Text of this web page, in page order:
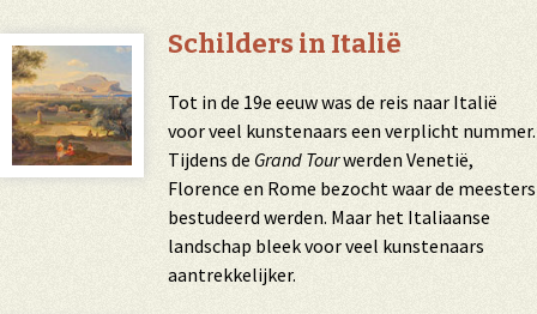
Schilders in Italië
Tot in de 19e eeuw was de reis naar Italië
voor veel kunstenaars een verplicht nummer.
Tijdens de Grand Tourwerden Venetië,
Florence en Rome bezocht waar de meesters
bestudeerd werden. Maar het Italiaanse
landschap bleek voor veel kunstenaars
aantrekkelijker.